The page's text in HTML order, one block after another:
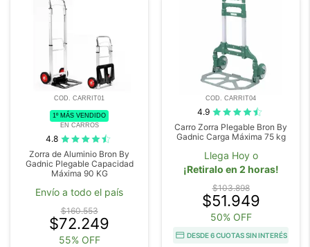
COD. CARRIT01
1º MÁS VENDIDO
EN CARROS
4.8
Zorra de Aluminio Bron By
Gadnic Plegable Capacidad
Máxima 90 KG
Envío a todo el país
$160.553
$72.249
55% OFF
COD. CARRIT04
4.9
Carro Zorra Plegable Bron By
Gadnic Carga Máxima 75 kg
Llega Hoy o
¡Retiralo en 2 horas!
$103.898
$51.949
50% OFF
DESDE 6 CUOTAS SIN INTERÉS